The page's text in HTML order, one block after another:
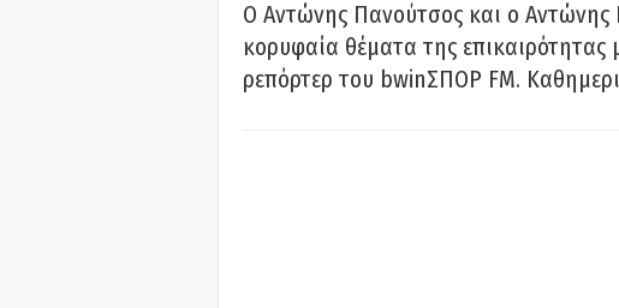
Ο Αντώνης Πανούτσος και ο Αντώνης
κορυφαία θέματα της
ρεπόρτερ του bwinΣΠΟΡ FM.